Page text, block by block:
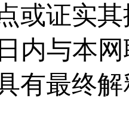
或证实
内与本
有最终